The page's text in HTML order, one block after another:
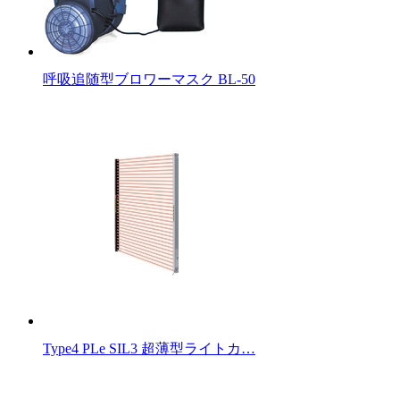
呼吸追随型ブロワーマスク BL-50
Type4 PLe SIL3 超薄型ライトカ…